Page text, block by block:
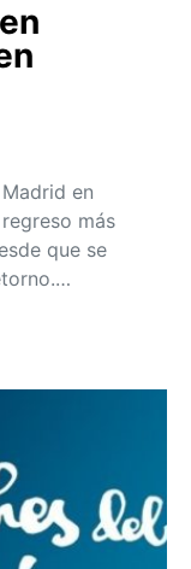
en
más
que se